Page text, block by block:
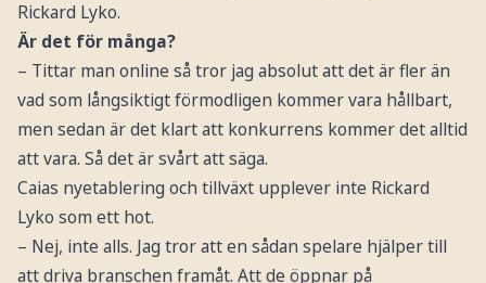
Rickard Lyko.
Är det för många?
– Tittar man online så tror jag absolut att det är fler än
vad som långsiktigt förmodligen kommer vara hållbart,
men sedan är det klart att konkurrens kommer det alltid
att vara. Så det är svårt att säga.
Caias nyetablering och tillväxt upplever inte Rickard
Lyko som ett hot.
– Nej, inte alls. Jag tror att en sådan spelare hjälper till
att driva branschen framåt. Att de öppnar på